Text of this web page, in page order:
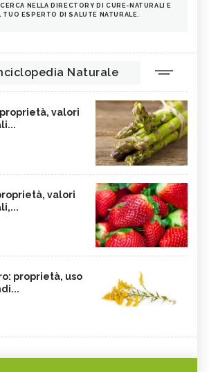
NELLA DIRECTORY DI CURE-NATURALI E
TUO ESPERTO DI SALUTE NATURALE.
Naturale
valori
valori
proprietà, uso